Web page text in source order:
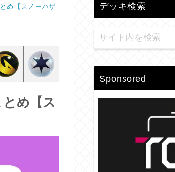
め【スノーハザ
め【ス
デッキ検索
Sponsored